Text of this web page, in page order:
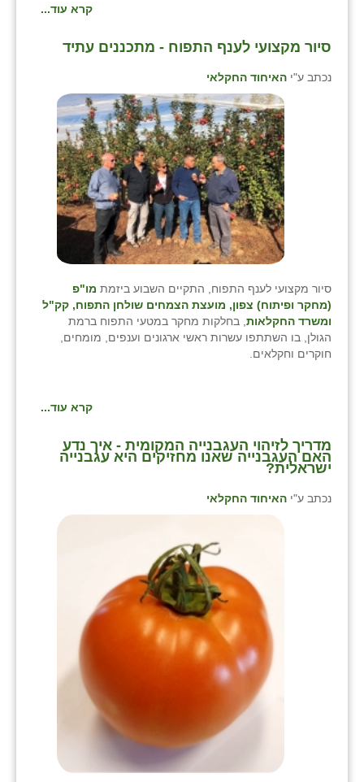
קרא עוד...
⁨סיור מקצועי לענף התפוח - מתכננים עתיד⁩
נכתב ע"י האיחוד החקלאי
סיור מקצועי לענף התפוח, התקיים השבוע ביזמת מו"פ
(מחקר ופיתוח) צפון, מועצת הצמחים שולחן התפוח, קק"ל
ומשרד החקלאות, בחלקות מחקר במטעי התפוח ברמת
הגולן, בו השתתפו עשרות ראשי ארגונים וענפים, מומחים,
חוקרים וחקלאים.
קרא עוד...
⁨מדריך לזיהוי העגבנייה המקומית - איך נדע
האם העגבנייה שאנו מחזיקים היא עגבנייה
ישראלית?⁩
נכתב ע"י האיחוד החקלאי